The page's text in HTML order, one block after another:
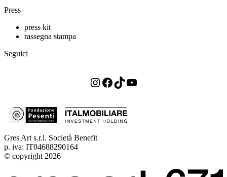
Press
press kit
rassegna stampa
Seguici
Instagram
Facebook
TikTok
YouTube
Gres Art s.r.l. Società Benefit
p. iva: IT04688290164
© copyright 2026